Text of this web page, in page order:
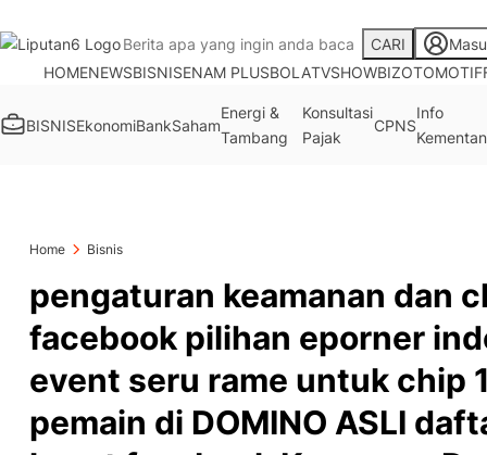
CARI
HOMENEWSBISNISENAM PLUSBOLATVSHOWBIZOTOMOTIF
BISNISEkonomiBankSaham
Energi &
Tambang
Konsultasi
Pajak
CPNS
Info
Kementan
Home Bisnis
pengaturan keamanan dan
facebook pilihan eporner
event seru rame untuk chip
pemain di DOMINO ASLI